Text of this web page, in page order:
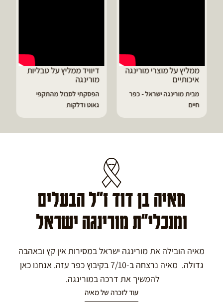
ממליץ על מוצרי מורינגה
איכותיים
מבית מורינגה ישראל - כפר
חיים
דיוויד ממליץ על טבליות
מורינגה
הפסקתי לסבול מהתקפי
גאוט ודלקות
מאיה בן דוד ז"ל הבעלים
ומנכלי"ת מורינגה ישראל
מאיה הובילה את מורינגה ישראל במסירות אין קץ ובאהבה
גדולה. מאיה נרצחה ב-7/10 בקיבוץ כפר עזה. אנחנו כאן
להמשיך את דרכה במורינגה.
עוד לזכרה של מאיה